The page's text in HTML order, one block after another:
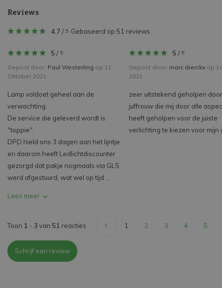
Reviews
4.7 / 5 Gebaseerd op 51 reviews
5 / 5
Gepost door: Paul Westerling op 11
Oktober 2021
Lamp voldoet geheel aan de
verwachting.
De service die geleverd wordt is
"toppie".
DPD hield ons 3 dagen aan het lijntje
en daarom heeft Ledlichtdiscounter
gezorgd dat pakje nogmaals via GLS
werd afgestuurd, wat wel op tijd ...
Lees meer
5 / 5
Gepost door: marc dierckx op
2021
zeer uitstekend geholpen
juffrouw die mij door alle
heeft geholpen voor de juiste
verlichting te kiezen voor mijn
Toon 1 - 3 van 51 reacties 1 2 3 4 5
Schrijf een review